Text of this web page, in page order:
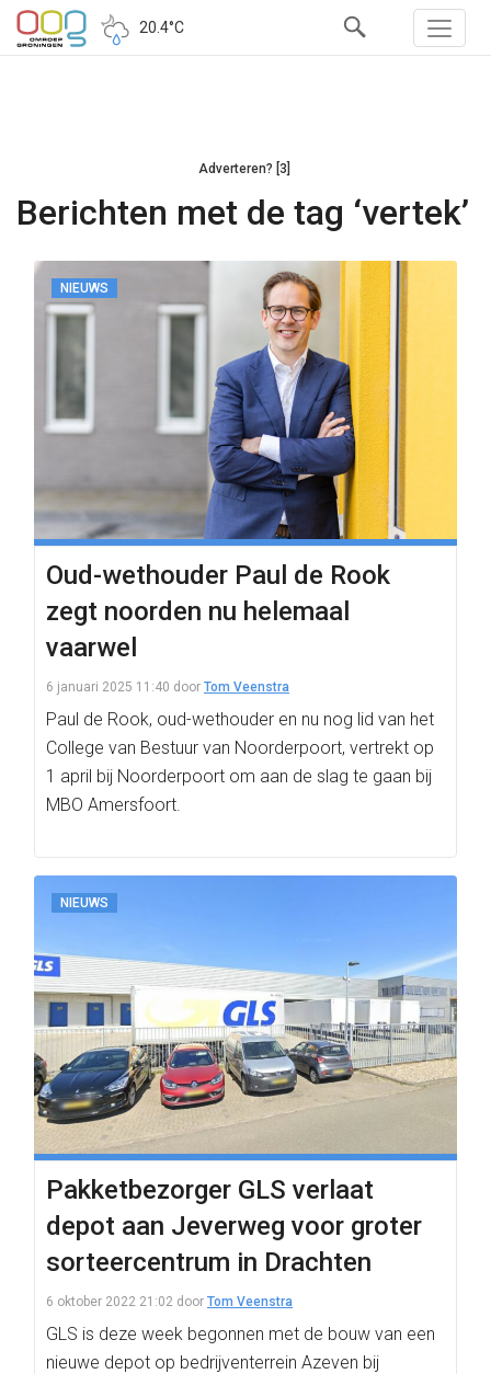
20.4°C
Adverteren? [3]
Berichten met de tag ‘vertek’
NIEUWS
Oud-wethouder Paul de Rook
zegt noorden nu helemaal
vaarwel
6 januari 2025 11:40 door Tom Veenstra
Paul de Rook, oud-wethouder en nu nog lid van het
College van Bestuur van Noorderpoort, vertrekt op
1 april bij Noorderpoort om aan de slag te gaan bij
MBO Amersfoort.
NIEUWS
Pakketbezorger GLS verlaat
depot aan Jeverweg voor groter
sorteercentrum in Drachten
6 oktober 2022 21:02 door Tom Veenstra
GLS is deze week begonnen met de bouw van een
nieuwe depot op bedrijventerrein Azeven bij